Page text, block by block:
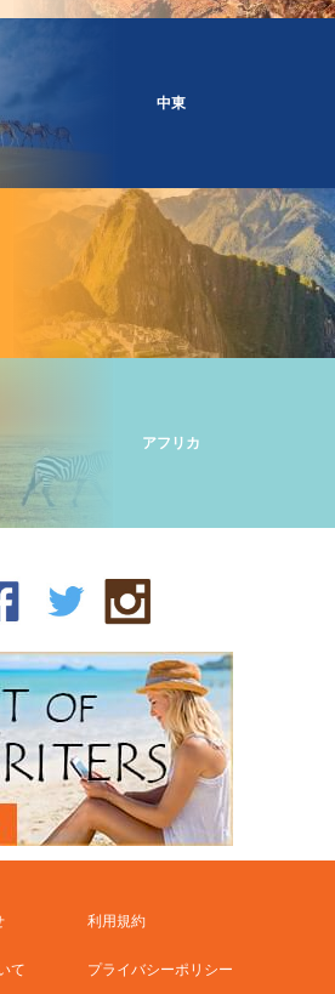
中東
アフリカ
利用規約
て プライバシーポリシー